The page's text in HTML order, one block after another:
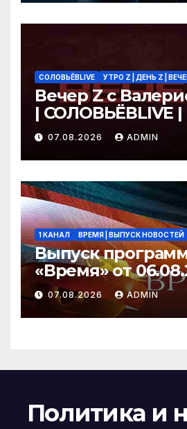
СОЛОВЬЁВLIVE УТРО Z | ДЕНЬ Z |
Вечер Z с
| СОЛОВЬЁВLIVE |
2026 года
07.08.2026 ADMIN
1 КАНАЛ ВРЕМЯ | ВЫПУСК НОВОСТЕЙ
Выпуск
«Время» от
07.08.2026 ADMIN
Политика и